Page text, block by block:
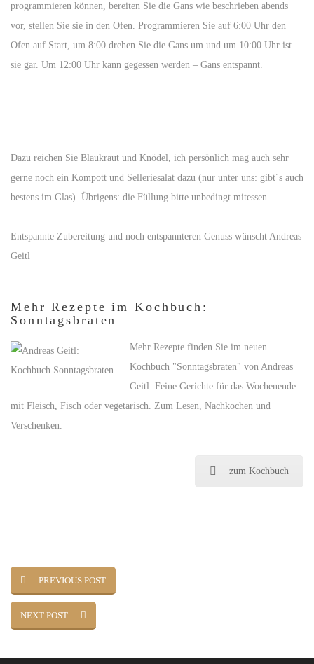
programmieren können, bereiten Sie die Gans wie beschrieben abends
vor, stellen Sie sie in den Ofen. Programmieren Sie auf 6:00 Uhr den
Ofen auf Start, um 8:00 drehen Sie die Gans um und um 10:00 Uhr ist
sie gar. Um 12:00 Uhr kann gegessen werden – Gans entspannt.
Dazu reichen Sie Blaukraut und Knödel, ich persönlich mag auch sehr
gerne noch ein Kompott und Selleriesalat dazu (nur unter uns: gibt´s auch
bestens im Glas). Übrigens: die Füllung bitte unbedingt mitessen.
Entspannte Zubereitung und noch entspannteren Genuss wünscht Andreas
Geitl
Mehr Rezepte im Kochbuch:
Sonntagsbraten
Mehr Rezepte finden Sie im neuen
Kochbuch "Sonntagsbraten" von Andreas
Geitl. Feine Gerichte für das Wochenende
mit Fleisch, Fisch oder vegetarisch. Zum Lesen, Nachkochen und
Verschenken.
zum Kochbuch
PREVIOUS POST
NEXT POST